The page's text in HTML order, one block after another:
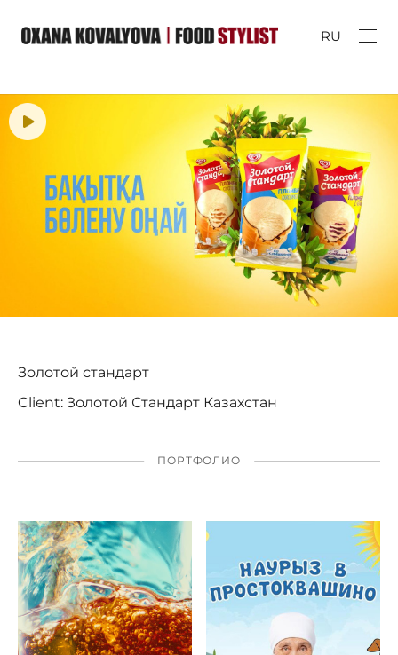
RU
Золотой стандарт
Client: Золотой Стандарт Казахстан
ПОРТФОЛИО